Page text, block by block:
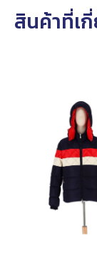
สินค้าที่เ